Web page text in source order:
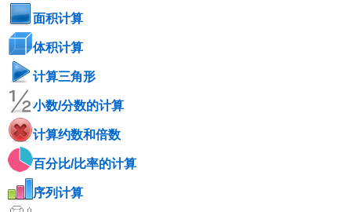
面积计算
体积计算
计算三角形
小数/分数的计算
计算约数和倍数
百分比/比率的计算
序列计算